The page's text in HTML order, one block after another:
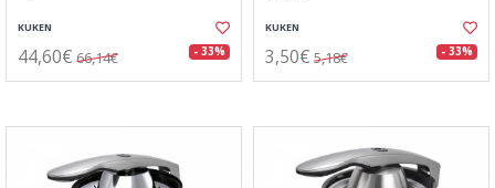
KUKEN
44,60€ 66,14€ - 33%
KUKEN
3,50€ 5,18€ - 33%